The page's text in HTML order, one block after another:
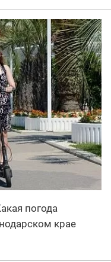
погода
крае